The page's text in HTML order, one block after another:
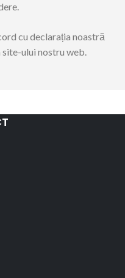
cu declarația noastră
ului nostru web.